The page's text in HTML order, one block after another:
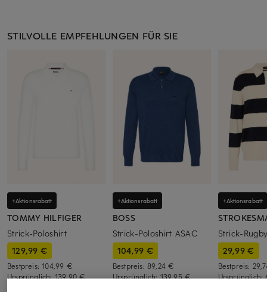
STILVOLLE EMPFEHLUNGEN FÜR SIE
+Aktionsrabatt
TOMMY HILFIGER
Strick-Poloshirt
129,99 €
Bestpreis:104,99 €
Ursprünglich:139,90 €
+Aktionsrabatt
BOSS
Strick-Poloshirt ASAC
104,99 €
Bestpreis: 89,24 €
Ursprünglich:139,95 €
+Aktionsrabatt
Strick-
29,99 €
Bestpreis:
Ursprünglich: